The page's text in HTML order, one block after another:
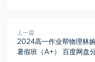
上一篇
2024高一作业帮物理林
暑假班（A+） 百度网盘